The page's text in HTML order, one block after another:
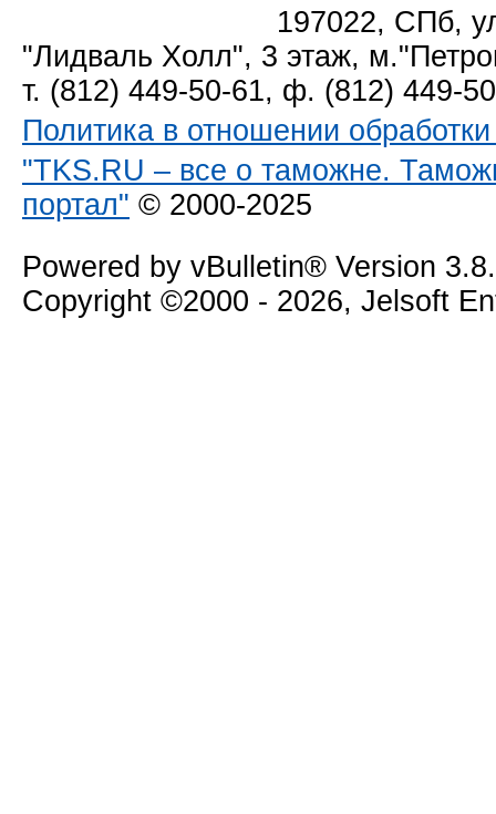
197022, СПб,
"Лидваль Холл", 3 этаж,
т. (812) 449-50-61, ф. (812) 449-
Политика в отношении
"TKS.RU – все о таможне.
портал" © 2000-2025
Powered by vBulletin® Version
Copyright ©2000 - 2026, Jelsoft